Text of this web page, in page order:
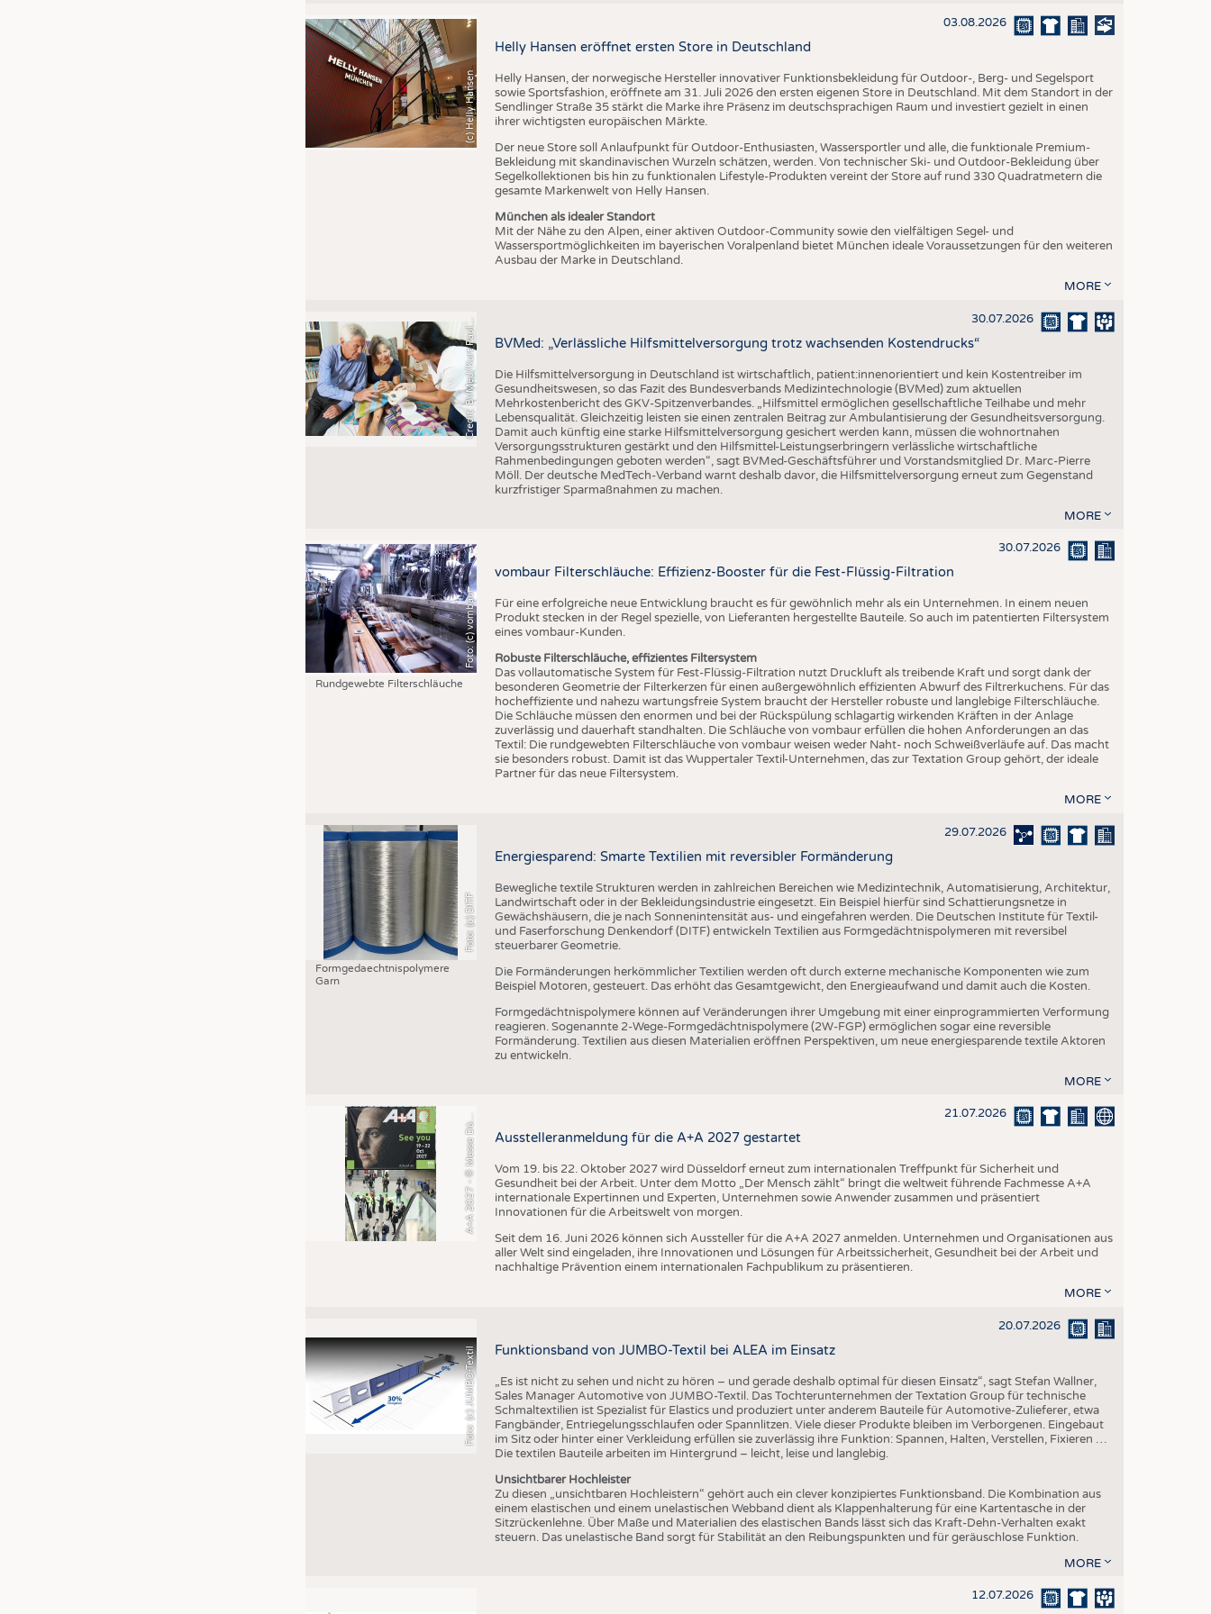
STELLENMARKT
KRÜGER PERSONAL HEADHUNTING
PRAKTIKA & AUSBILDUNGEN DTV AUSSCHREIBUNGSDIENST
DAUNENCHECK
TERMINE
BRANCHENTERMINE
(c) Helly Hansen
03.08.2026
Helly Hansen eröffnet ersten Store in Deutschland
Helly Hansen, der norwegische Hersteller innovativer Funktionsbekleidung für Outdoor-, Berg- und Segelsport
sowie Sportsfashion, eröffnete am 31. Juli 2026 den ersten eigenen Store in Deutschland. Mit dem Standort in der
Sendlinger Straße 35 stärkt die Marke ihre Präsenz im deutschsprachigen Raum und investiert gezielt in einen
ihrer wichtigsten europäischen Märkte.
Der neue Store soll Anlaufpunkt für Outdoor-Enthusiasten, Wassersportler und alle, die funktionale Premium-
Bekleidung mit skandinavischen Wurzeln schätzen, werden. Von technischer Ski- und Outdoor-Bekleidung über
Segelkollektionen bis hin zu funktionalen Lifestyle-Produkten vereint der Store auf rund 330 Quadratmetern die
gesamte Markenwelt von Helly Hansen.
München als idealer Standort
Mit der Nähe zu den Alpen, einer aktiven Outdoor-Community sowie den vielfältigen Segel- und
Wassersportmöglichkeiten im bayerischen Voralpenland bietet München ideale Voraussetzungen für den weiteren
Ausbau der Marke in Deutschland.
MORE
C
r
e
d
i
t
:
B
V
M
e
d
/
K
u
r
t
P
a
u
l
u
s 30.07.2026
BVMed: „Verlässliche Hilfsmittelversorgung trotz wachsenden Kostendrucks“
Die Hilfsmittelversorgung in Deutschland ist wirtschaftlich, patient:innenorientiert und kein Kostentreiber im
Gesundheitswesen, so das Fazit des Bundesverbands Medizintechnologie (BVMed) zum aktuellen
Mehrkostenbericht des GKV-Spitzenverbandes. „Hilfsmittel ermöglichen gesellschaftliche Teilhabe und mehr
Lebensqualität. Gleichzeitig leisten sie einen zentralen Beitrag zur Ambulantisierung der Gesundheitsversorgung.
Damit auch künftig eine starke Hilfsmittelversorgung gesichert werden kann, müssen die wohnortnahen
Versorgungsstrukturen gestärkt und den Hilfsmittel-Leistungserbringern verlässliche wirtschaftliche
Rahmenbedingungen geboten werden“, sagt BVMed-Geschäftsführer und Vorstandsmitglied Dr. Marc-Pierre
Möll. Der deutsche MedTech-Verband warnt deshalb davor, die Hilfsmittelversorgung erneut zum Gegenstand
kurzfristiger Sparmaßnahmen zu machen.
MORE
Foto: (c) vombaur
Rundgewebte Filterschläuche
30.07.2026
vombaur Filterschläuche: Effizienz-Booster für die Fest-Flüssig-Filtration
Für eine erfolgreiche neue Entwicklung braucht es für gewöhnlich mehr als ein Unternehmen. In einem neuen
Produkt stecken in der Regel spezielle, von Lieferanten hergestellte Bauteile. So auch im patentierten Filtersystem
eines vombaur-Kunden.
Robuste Filterschläuche, effizientes Filtersystem
Das vollautomatische System für Fest-Flüssig-Filtration nutzt Druckluft als treibende Kraft und sorgt dank der
besonderen Geometrie der Filterkerzen für einen außergewöhnlich effizienten Abwurf des Filtrerkuchens. Für das
hocheffiziente und nahezu wartungsfreie System braucht der Hersteller robuste und langlebige Filterschläuche.
Die Schläuche müssen den enormen und bei der Rückspülung schlagartig wirkenden Kräften in der Anlage
zuverlässig und dauerhaft standhalten. Die Schläuche von vombaur erfüllen die hohen Anforderungen an das
Textil: Die rundgewebten Filterschläuche von vombaur weisen weder Naht- noch Schweißverläufe auf. Das macht
sie besonders robust. Damit ist das Wuppertaler Textil-Unternehmen, das zur Textation Group gehört, der ideale
Partner für das neue Filtersystem.
MORE
Foto: (c) DITF
Formgedaechtnispolymere
Garn
29.07.2026
Energiesparend: Smarte Textilien mit reversibler Formänderung
Bewegliche textile Strukturen werden in zahlreichen Bereichen wie Medizintechnik, Automatisierung, Architektur,
Landwirtschaft oder in der Bekleidungsindustrie eingesetzt. Ein Beispiel hierfür sind Schattierungsnetze in
Gewächshäusern, die je nach Sonnenintensität aus- und eingefahren werden. Die Deutschen Institute für Textil-
und Faserforschung Denkendorf (DITF) entwickeln Textilien aus Formgedächtnispolymeren mit reversibel
steuerbarer Geometrie.
Die Formänderungen herkömmlicher Textilien werden oft durch externe mechanische Komponenten wie zum
Beispiel Motoren, gesteuert. Das erhöht das Gesamtgewicht, den Energieaufwand und damit auch die Kosten.
Formgedächtnispolymere können auf Veränderungen ihrer Umgebung mit einer einprogrammierten Verformung
reagieren. Sogenannte 2-Wege-Formgedächtnispolymere (2W-FGP) ermöglichen sogar eine reversible
Formänderung. Textilien aus diesen Materialien eröffnen Perspektiven, um neue energiesparende textile Aktoren
zu entwickeln.
MORE
+
A
2
0
2
7
-
©
M
e
s
s
e
D
ü
s
e
l
d
o
r
f
/
C
o
n
s
t
a
n
z
e
T
i
l
l
m
a
n 21.07.2026
Ausstelleranmeldung für die A+A 2027 gestartet
Vom 19. bis 22. Oktober 2027 wird Düsseldorf erneut zum internationalen Treffpunkt für Sicherheit und
Gesundheit bei der Arbeit. Unter dem Motto „Der Mensch zählt“ bringt die weltweit führende Fachmesse A+A
internationale Expertinnen und Experten, Unternehmen sowie Anwender zusammen und präsentiert
Innovationen für die Arbeitswelt von morgen.
Seit dem 16. Juni 2026 können sich Aussteller für die A+A 2027 anmelden. Unternehmen und Organisationen aus
aller Welt sind eingeladen, ihre Innovationen und Lösungen für Arbeitssicherheit, Gesundheit bei der Arbeit und
nachhaltige Prävention einem internationalen Fachpublikum zu präsentieren.
MORE
Foto: (c) JUMBO-Textil
20.07.2026
Funktionsband von JUMBO-Textil bei ALEA im Einsatz
„Es ist nicht zu sehen und nicht zu hören – und gerade deshalb optimal für diesen Einsatz“, sagt Stefan Wallner,
Sales Manager Automotive von JUMBO-Textil. Das Tochterunternehmen der Textation Group für technische
Schmaltextilien ist Spezialist für Elastics und produziert unter anderem Bauteile für Automotive-Zulieferer, etwa
Fangbänder, Entriegelungsschlaufen oder Spannlitzen. Viele dieser Produkte bleiben im Verborgenen. Eingebaut
im Sitz oder hinter einer Verkleidung erfüllen sie zuverlässig ihre Funktion: Spannen, Halten, Verstellen, Fixieren …
Die textilen Bauteile arbeiten im Hintergrund – leicht, leise und langlebig.
Unsichtbarer Hochleister
Zu diesen „unsichtbaren Hochleistern“ gehört auch ein clever konzipiertes Funktionsband. Die Kombination aus
einem elastischen und einem unelastischen Webband dient als Klappenhalterung für eine Kartentasche in der
Sitzrückenlehne. Über Maße und Materialien des elastischen Bands lässt sich das Kraft-Dehn-Verhalten exakt
steuern. Das unelastische Band sorgt für Stabilität an den Reibungspunkten und für geräuschlose Funktion.
MORE
12.07.2026